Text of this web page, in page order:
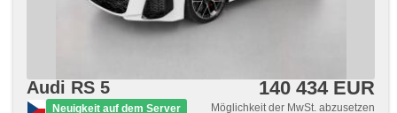
Audi RS 5
Neuigkeit auf dem Server
140 434 EUR
Möglichkeit der MwSt. abzusetzen